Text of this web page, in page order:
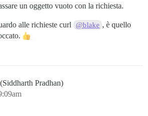
un oggetto vuoto con la richiesta.
alle richieste curl @blake , è quello
(Siddharth Pradhan)